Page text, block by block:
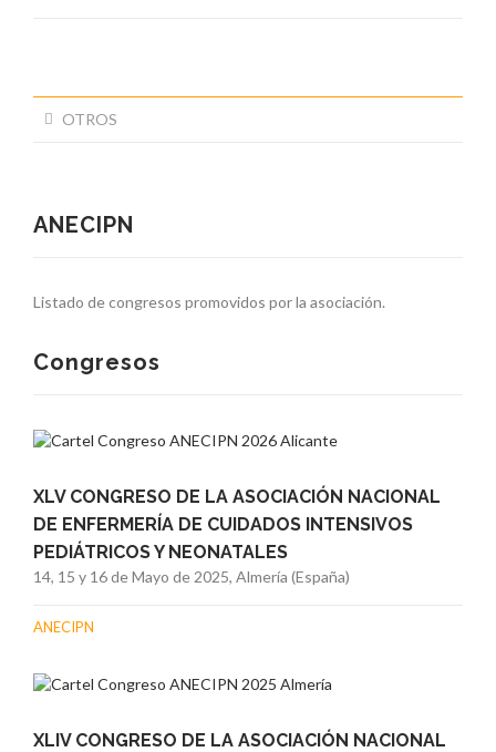
OTROS
ANECIPN
Listado de congresos promovidos por la asociación.
Congresos
XLV CONGRESO DE LA ASOCIACIÓN NACIONAL
DE ENFERMERÍA DE CUIDADOS INTENSIVOS
PEDIÁTRICOS Y NEONATALES
14, 15 y 16 de Mayo de 2025, Almería (España)
ANECIPN
XLIV CONGRESO DE LA ASOCIACIÓN NACIONAL